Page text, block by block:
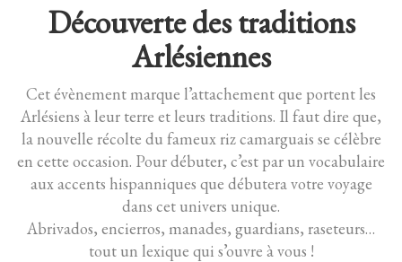
Découverte des traditions
Arlésiennes
Cet évènement marque l’attachement que portent les
Arlésiens à leur terre et leurs traditions. Il faut dire que,
la nouvelle récolte du fameux riz camarguais se célèbre
en cette occasion. Pour débuter, c’est par un vocabulaire
aux accents hispanniques que débutera votre voyage
dans cet univers unique.
Abrivados, encierros, manades, guardians, raseteurs…
tout un lexique qui s’ouvre à vous !